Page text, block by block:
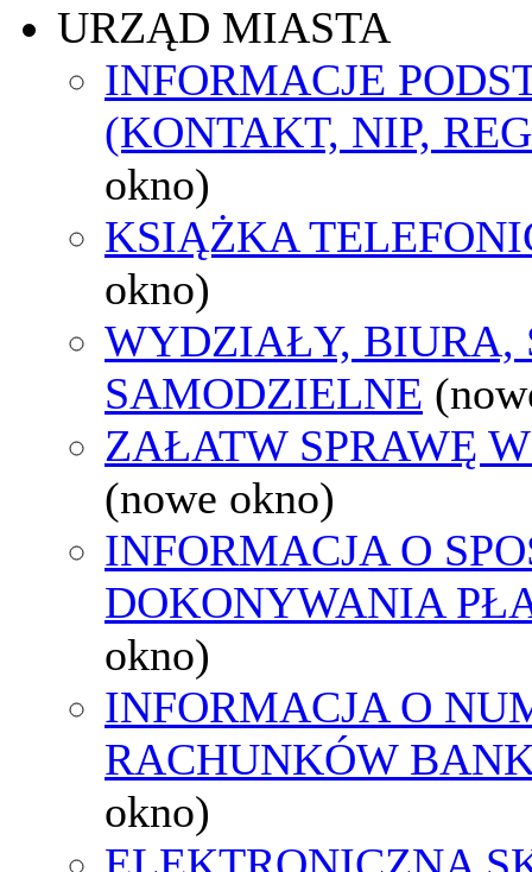
URZĄD MIASTA
INFORMACJE
(KONTAKT, NIP,
okno)
KSIĄŻKA
okno)
WYDZIAŁY, BIURA,
SAMODZIELNE
ZAŁATW SPRAWĘ
(nowe okno)
INFORMACJA O
DOKONYWANIA
okno)
INFORMACJA O
RACHUNKÓW
okno)